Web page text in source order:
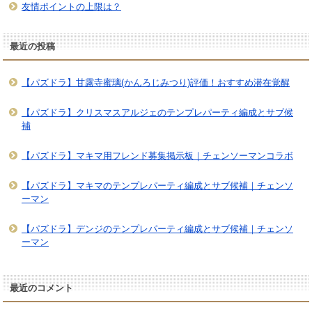
友情ポイントの上限は？
最近の投稿
【パズドラ】甘露寺蜜璃(かんろじみつり)評価！おすすめ潜在覚醒
【パズドラ】クリスマスアルジェのテンプレパーティ編成とサブ候
補
【パズドラ】マキマ用フレンド募集掲示板｜チェンソーマンコラボ
【パズドラ】マキマのテンプレパーティ編成とサブ候補｜チェンソ
ーマン
【パズドラ】デンジのテンプレパーティ編成とサブ候補｜チェンソ
ーマン
最近のコメント